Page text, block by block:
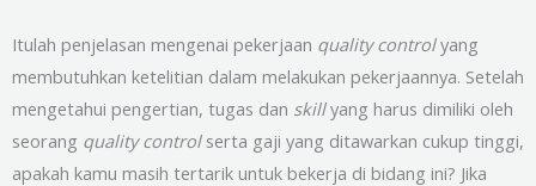
Itulah penjelasan mengenai pekerjaan quality controlyang
membutuhkan ketelitian dalam melakukan pekerjaannya. Setelah
mengetahui pengertian, tugas dan skillyang harus dimiliki oleh
seorang quality controlserta gaji yang ditawarkan cukup tinggi,
apakah kamu masih tertarik untuk bekerja di bidang ini? Jika